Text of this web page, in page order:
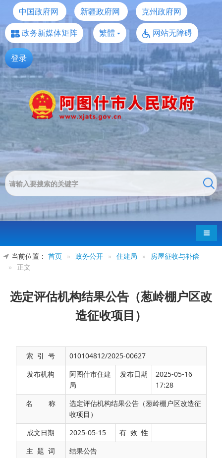
中国政府网 新疆政府网
克州政府网
政务新媒体矩阵
繁體 网站无障碍
登录
导航
当前位置： 首页 » 政务公开 » 住建局 »
房屋征收与补偿
»
正文
选定评估机构结果公告（葱岭棚户区改
造征收项目）
索 引 号
010104812/2025-00627
发布机构
阿图什市住建
局
发布日期
2025-05-16
17:28
名 称
选定评估机构结果公告（葱岭棚户区改造征
收项目）
成文日期
2025-05-15
有 效 性
主 题 词
结果公告
葱岭棚户区改造项目被征收户：
2025年阿图什市征收办框架协议入围备案房产
评估机构共四家分别为：喀什万和房地产评估测绘